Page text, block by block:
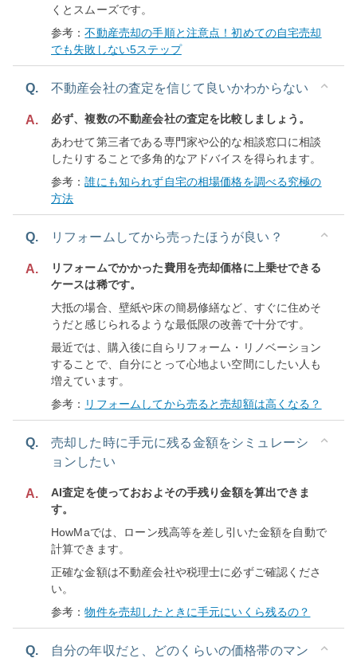
くとスムーズです。
参考：不動産売却の手順と注意点！初めての自宅売却
でも失敗しない5ステップ
Q. 不動産会社の査定を信じて良いかわからない
A.
必ず、複数の不動産会社の査定を比較しましょう。
あわせて第三者である専門家や公的な相談窓口に相談
したりすることで多角的なアドバイスを得られます。
参考：誰にも知られず自宅の相場価格を調べる究極の
方法
Q. リフォームしてから売ったほうが良い？
A.
リフォームでかかった費用を売却価格に上乗せできる
ケースは稀です。
大抵の場合、壁紙や床の簡易修繕など、すぐに住めそ
うだと感じられるような最低限の改善で十分です。
最近では、購入後に自らリフォーム・リノベーション
することで、自分にとって心地よい空間にしたい人も
増えています。
参考： リフォームしてから売ると売却額は高くなる？
Q.
売却した時に手元に残る金額をシミュレーシ
ョンしたい
A.
AI査定を使っておおよその手残り金額を算出できま
す。
HowMaでは、ローン残高等を差し引いた金額を自動で
計算できます。
正確な金額は不動産会社や税理士に必ずご確認くださ
い。
参考：物件を売却したときに手元にいくら残るの？
Q.
自分の年収だと、どのくらいの価格帯のマン